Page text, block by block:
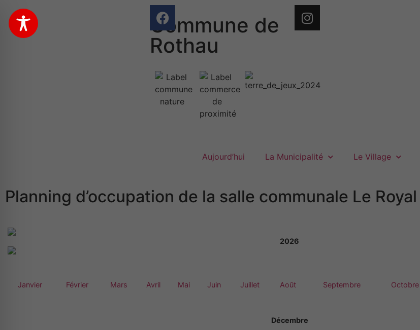
Commune de
Rothau
Aujourd’hui La Municipalité Le Village
Planning d’occupation de la salle communale Le Royal
2026
Janvier Février Mars Avril Mai Juin Juillet Août Septembre Octobre
Décembre